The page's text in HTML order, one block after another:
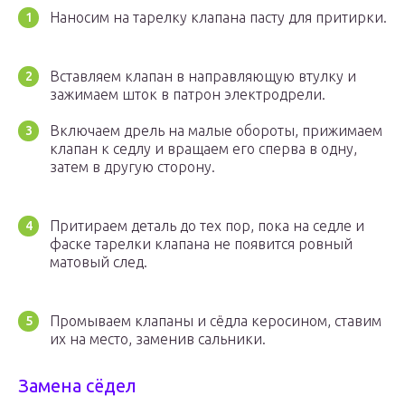
Наносим на тарелку клапана пасту для притирки.
Вставляем клапан в направляющую втулку и
зажимаем шток в патрон электродрели.
Включаем дрель на малые обороты, прижимаем
клапан к седлу и вращаем его сперва в одну,
затем в другую сторону.
Притираем деталь до тех пор, пока на седле и
фаске тарелки клапана не появится ровный
матовый след.
Промываем клапаны и сёдла керосином, ставим
их на место, заменив сальники.
Замена сёдел